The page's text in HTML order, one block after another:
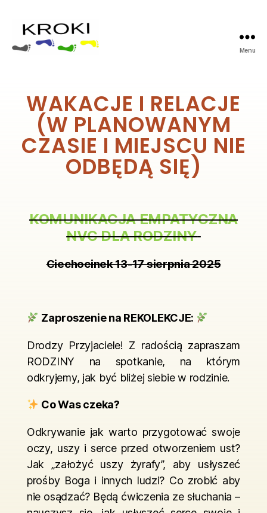
Menu
WAKACJE I RELACJE
(W PLANOWANYM
CZASIE I MIEJSCU NIE
ODBĘDĄ SIĘ)
KOMUNIKACJA EMPATYCZNA
NVC DLA RODZINY
Ciechocinek 13-17 sierpnia 2025
Zaproszenie na REKOLEKCJE:
Drodzy Przyjaciele! Z radością zapraszam
RODZINY na spotkanie, na którym
odkryjemy, jak być bliżej siebie w rodzinie.
Co Was czeka?
Odkrywanie jak warto przygotować swoje
oczy, uszy i serce przed otworzeniem ust?
Jak „założyć uszy żyrafy”, aby usłyszeć
prośby Boga i innych ludzi? Co zrobić aby
nie osądzać? Będą ćwiczenia ze słuchania –